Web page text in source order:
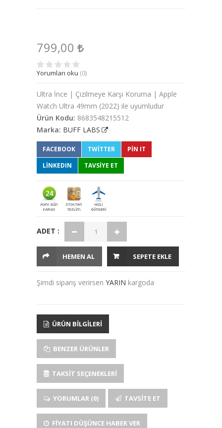
799,00
Yorumları oku (0)
Ultra İnce | Çizilmeye Karşı Koruma | Apple
Watch Ultra 49mm (2022) ile uyumludur
Ürün Kodu: 8683548215512
Marka: BUFF LABS
FACEBOOK TWITTER
PIN IT
LINKEDIN
TAVSİYE ET
ADET :
HEMEN AL SEPETE EKLE
Şimdi sipariş verirsen YARIN kargoda
ÜRÜN BILGILERI
BENZER ÜRÜNLER
TAKSIT SEÇENEKLERI
YORUMLAR (0) TAVSITE ET
FIYATI DÜŞÜNCE HABER VER